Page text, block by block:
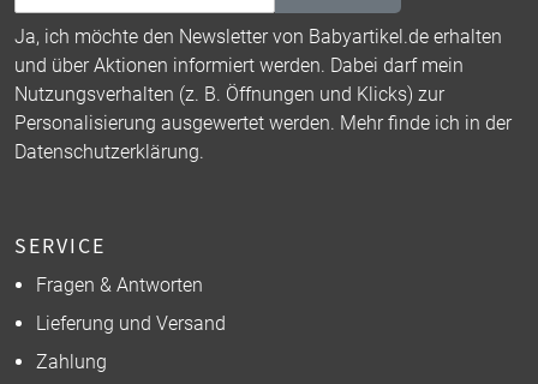
Ja, ich möchte den Newsletter von Babyartikel.de erhalten
und über Aktionen informiert werden. Dabei darf mein
Nutzungsverhalten (z. B. Öffnungen und Klicks) zur
Personalisierung ausgewertet werden. Mehr finde ich in der
Datenschutzerklärung.
SERVICE
Fragen & Antworten
Lieferung und Versand
Zahlung